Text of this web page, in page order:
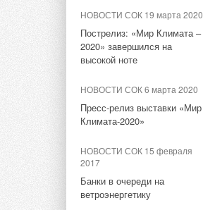
НОВОСТИ СОК 19 марта 2020
Пострелиз: «Мир Климата –
2020» завершился на
высокой ноте
НОВОСТИ СОК 6 марта 2020
Пресс-релиз выставки «Мир
Климата-2020»
НОВОСТИ СОК 15 февраля
2017
Банки в очереди на
ветроэнергетику
2024
Крупнейшие поставщики
накопления энергии в 1
полугодии 2024
НОВОСТИ СОК 28 августа
Энергобезопасность
предприятий в современных
условиях